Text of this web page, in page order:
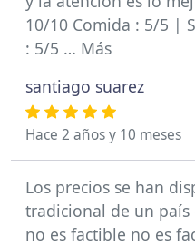
10/10 Comida : 5/5 |
: 5/5 … Más
santiago suarez
Hace 2 años y 10 meses
Los precios se han
tradicional de un país
no es factible no es